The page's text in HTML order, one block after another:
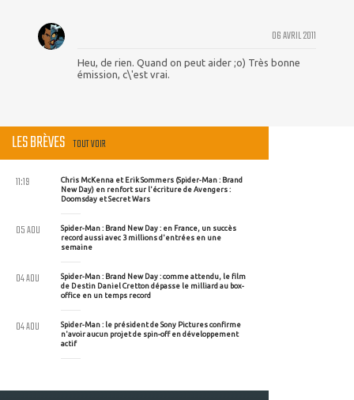
06 AVRIL 2011
Heu, de rien. Quand on peut aider ;o) Très bonne
émission, c\'est vrai.
LES BRÈVES TOUT VOIR
Chris McKenna et Erik Sommers (Spider-Man : Brand
New Day) en renfort sur l'écriture de Avengers :
Doomsday et Secret Wars
11:19
Spider-Man : Brand New Day : en France, un succès
record aussi avec 3 millions d'entrées en une
semaine
05 AOU
Spider-Man : Brand New Day : comme attendu, le film
de Destin Daniel Cretton dépasse le milliard au box-
office en un temps record
04 AOU
Spider-Man : le président de Sony Pictures confirme
n'avoir aucun projet de spin-off en développement
actif
04 AOU